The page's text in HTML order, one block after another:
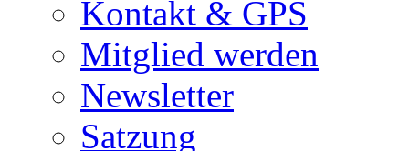
Kontakt & GPS
Mitglied werden
Newsletter
Satzung